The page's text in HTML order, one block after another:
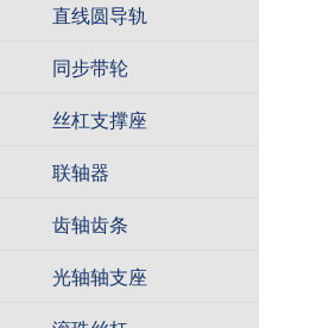
直线圆导轨
同步带轮
丝杠支撑座
联轴器
齿轴齿条
光轴轴支座